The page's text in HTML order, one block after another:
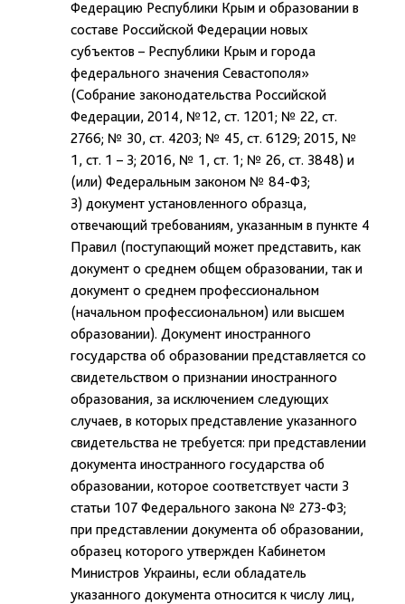
Федерацию Республики Крым и образовании в
составе Российской Федерации новых
субъектов – Республики Крым и города
федерального значения Севастополя»
(Собрание законодательства Российской
Федерации, 2014, №12, ст. 1201; № 22, ст.
2766; № 30, ст. 4203; № 45, ст. 6129; 2015, №
1, ст. 1 – 3; 2016, № 1, ст. 1; № 26, ст. 3848) и
(или) Федеральным законом № 84-ФЗ;
3) документ установленного образца,
отвечающий требованиям, указанным в пункте 4
Правил (поступающий может представить, как
документ о среднем общем образовании, так и
документ о среднем профессиональном
(начальном профессиональном) или высшем
образовании). Документ иностранного
государства об образовании представляется со
свидетельством о признании иностранного
образования, за исключением следующих
случаев, в которых представление указанного
свидетельства не требуется: при представлении
документа иностранного государства об
образовании, которое соответствует части 3
статьи 107 Федерального закона № 273-ФЗ;
при представлении документа об образовании,
образец которого утвержден Кабинетом
Министров Украины, если обладатель
указанного документа относится к числу лиц,